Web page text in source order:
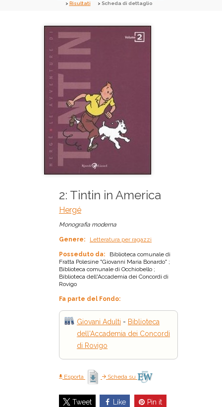
Risultati
Scheda di dettaglio
2: Tintin in America
Hergé
Monografia moderna
Genere: Letteratura per ragazzi
Posseduto da:
Biblioteca comunale di
Fratta Polesine "Giovanni Maria Bonardo" ;
Biblioteca comunale di Occhiobello ;
Biblioteca dell'Accademia dei Concordi di
Rovigo
Fa parte del Fondo:
Giovani Adulti - Biblioteca
dell'Accademia dei Concordi
di Rovigo
Esporta Scheda su
Tweet Like Pin it